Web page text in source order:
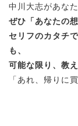
中川大志があな
ぜひ「あなたの
セリフのカタチ
も、
可能な限り、教
「あれ、帰りに